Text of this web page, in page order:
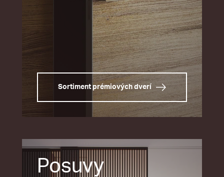
Sortiment prémiových dverí
Posuvy